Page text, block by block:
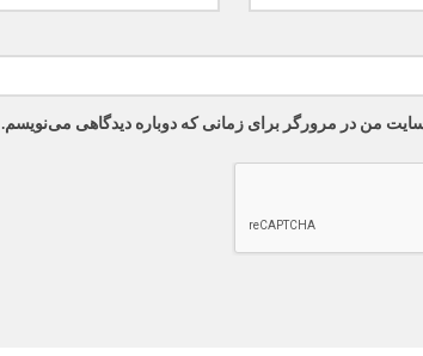
من در مرورگر برای زمانی که دوباره دیدگاهی می‌نویسم.